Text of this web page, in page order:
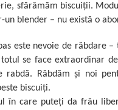
sfărâmăm biscuiții.
blender – nu există o
este nevoie de răbdare
totul se face extraordinar
rabdă. Răbdăm și noi
biscuiți.
în care puteți da frâu